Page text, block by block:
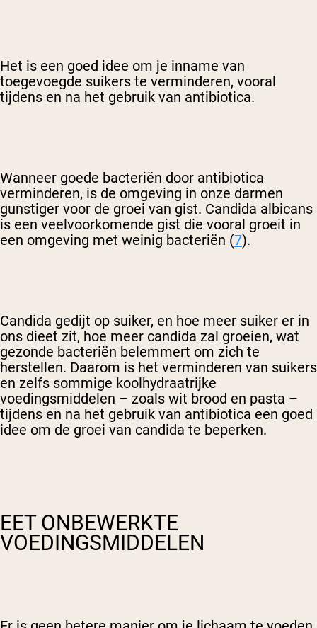
Het is een goed idee om je inname van
toegevoegde suikers te verminderen, vooral
tijdens en na het gebruik van antibiotica.
Wanneer goede bacteriën door antibiotica
verminderen, is de omgeving in onze darmen
gunstiger voor de groei van gist. Candida albicans
is een veelvoorkomende gist die vooral groeit in
een omgeving met weinig bacteriën (7).
Candida gedijt op suiker, en hoe meer suiker er in
ons dieet zit, hoe meer candida zal groeien, wat
gezonde bacteriën belemmert om zich te
herstellen. Daarom is het verminderen van suikers
en zelfs sommige koolhydraatrijke
voedingsmiddelen – zoals wit brood en pasta –
tijdens en na het gebruik van antibiotica een goed
idee om de groei van candida te beperken.
EET ONBEWERKTE
VOEDINGSMIDDELEN